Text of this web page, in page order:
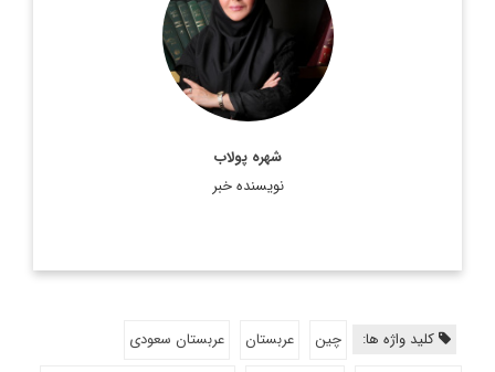
شهره پولاب
نویسنده خبر
اطلاعات بیشتر
کلید واژه ها: چین عربستان
عربستان سعودی